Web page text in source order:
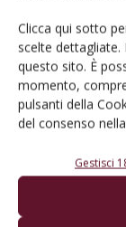
Clicca qui sotto
scelte
questo sito. È
momento,
pulsanti della
del consenso
Gestisci